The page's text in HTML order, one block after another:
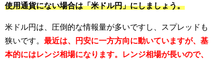
使用通貨にない場合は「米ドル円」にしましょう。
米ドル円は、圧倒的な情報量が多いですし、スプレッドも
狭いです。 最近は、円安に一方方向に動いていますが、基
本的にはレンジ相場になります。レンジ相場が長いので、